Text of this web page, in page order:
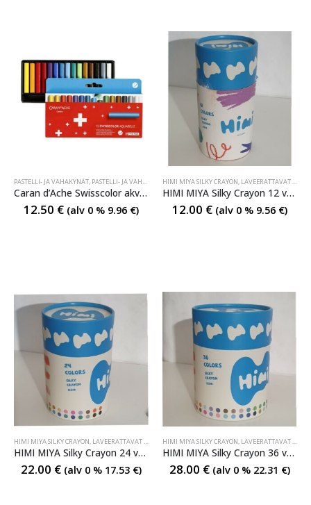
PASTELLI- JA VAHAKYNÄT, PASTELLI- JA VAHAKYNÄT ,PIIRTÄMINEN
Caran d’Ache Swisscolor akvarelliliitu 15
12.50 € (alv 0 % 9.96 €)
HIMI MIYA SILKY CRAYON, LAVEERATTAVAT PASTELLI- JA VÄRIKYNÄT
HIMI MIYA Silky Crayon 12 väriä
12.00 € (alv 0 % 9.56 €)
HIMI MIYA SILKY CRAYON, LAVEERATTAVAT PASTELLI- JA VÄRIKYNÄT ,PASTELLI- JA VAHAKYNÄT,
HIMI MIYA Silky Crayon 24 väriä
22.00 € (alv 0 % 17.53 €)
HIMI MIYA SILKY CRAYON, LAVEERATTAVAT PASTELLI- JA VÄRIKYNÄT
HIMI MIYA Silky Crayon 36 väriä
28.00 € (alv 0 % 22.31 €)